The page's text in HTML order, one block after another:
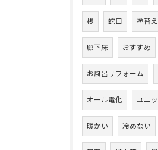
桟 蛇口 塗替え
廊下床 おすすめ
お風呂リフォーム
オール電化 ユニ
暖かい 冷めない